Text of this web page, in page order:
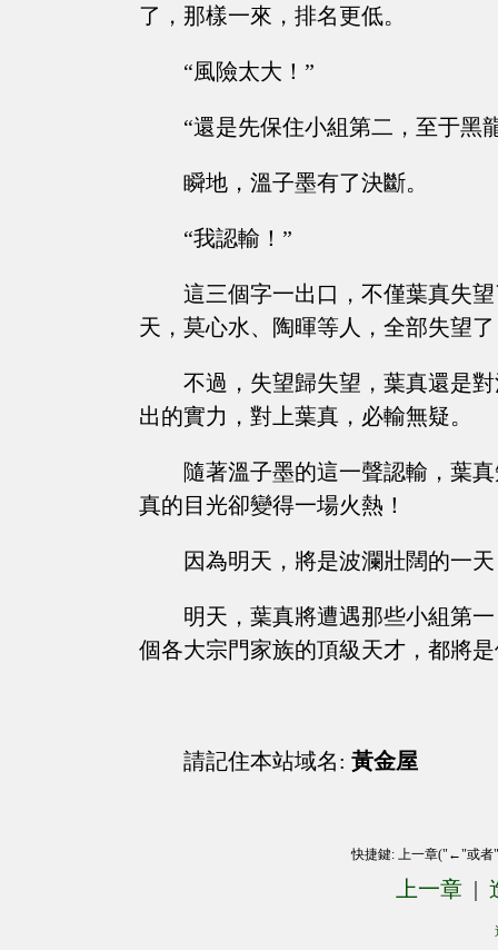
了，那樣一來，排名更低。
“風險太大！”
“還是先保住小組第二，至于黑
瞬地，溫子墨有了決斷。
“我認輸！”
這三個字一出口，不僅葉真失
天，莫心水、陶暉等人，全部失望
不過，失望歸失望，葉真還是
出的實力，對上葉真，必輸無疑。
隨著溫子墨的這一聲認輸，葉
真的目光卻變得一場火熱！
因為明天，將是波瀾壯闊的一
明天，葉真將遭遇那些小組第
個各大宗門家族的頂級天才，都將
請記住本站域名: 黃金屋
快捷鍵: 上一章("←"或
上一章 |